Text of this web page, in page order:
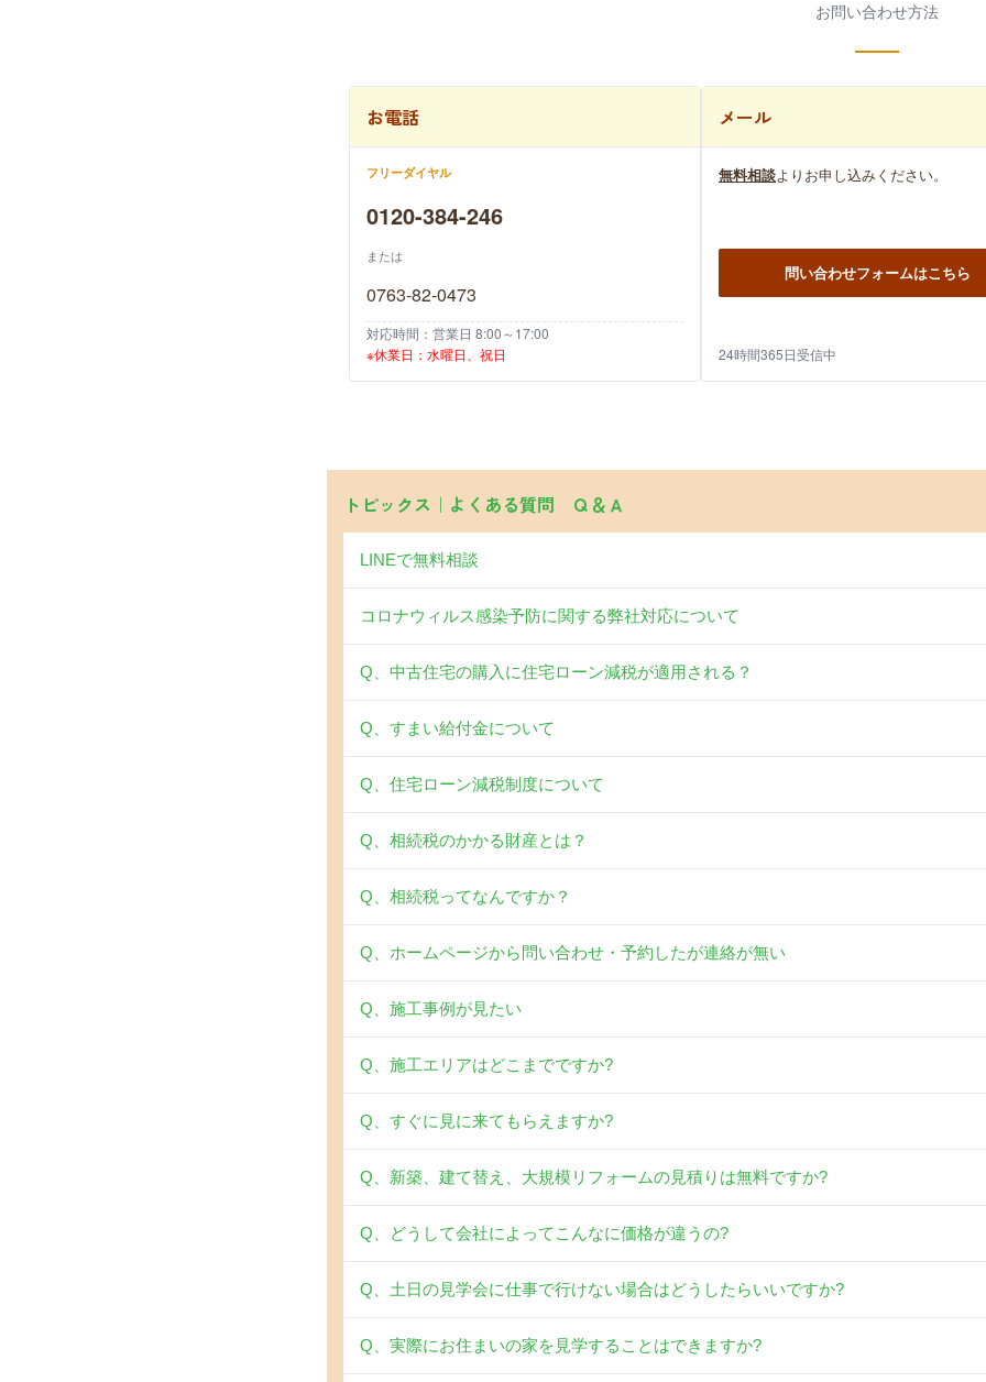
お問い合わせ方法
お電話
フリーダイヤル
0120-384-246
または
0763-82-0473
対応時間：営業日 8:00～17:00
※休業日：水曜日、祝日
メール
無料相談よりお申し込みください。
問い合わせフォームはこちら
24時間365日受信中
トピックス｜よくある質問 Ｑ＆Ａ
LINEで無料相談
コロナウィルス感染予防に関する弊社対応について
Q、中古住宅の購入に住宅ローン減税が適用される？
Q、すまい給付金について
Q、住宅ローン減税制度について
Q、相続税のかかる財産とは？
Q、相続税ってなんですか？
Q、ホームページから問い合わせ・予約したが連絡が無い
Q、施工事例が見たい
Q、施工エリアはどこまでですか?
Q、すぐに見に来てもらえますか?
Q、新築、建て替え、大規模リフォームの見積りは無料ですか?
Q、どうして会社によってこんなに価格が違うの?
Q、土日の見学会に仕事で行けない場合はどうしたらいいですか?
Q、実際にお住まいの家を見学することはできますか?